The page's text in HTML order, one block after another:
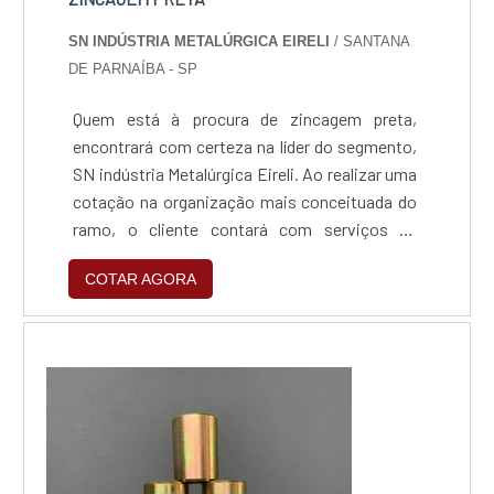
SN INDÚSTRIA METALÚRGICA EIRELI/ SANTANA
DE PARNAÍBA - SP
Quem está à procura de zincagem preta,
encontrará com certeza na líder do segmento,
SN indústria Metalúrgica Eireli. Ao realizar uma
cotação na organização mais conceituada do
ramo, o cliente contará com serviços de
excelência e o suporte de especialistas para
sanar eventuais dúvidas.Quando o tema é
zincagem preta, com a SN indústria
custo-benefício e um design completo de
COTAR AGORA